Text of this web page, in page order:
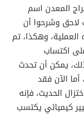
المعدن اسم
لاحق وشرحوا أن
وهكذا، تم
اكتساب
يمكن أن تحدث
الآن فقد
الحديث، فإنه
كيميائي يكتسب